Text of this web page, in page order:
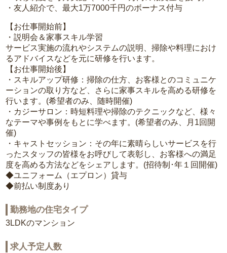
・友人紹介で、最大1万7000千円のボーナス付与
【お仕事開始前】
・説明会＆家事スキル学習
サービス実施の流れやシステムの説明、掃除や料理におけ
るアドバイスなどを元に研修を行います。
【お仕事開始後】
・スキルアップ研修：掃除の仕方、お客様とのコミュニケ
ーションの取り方など、さらに家事スキルを高める研修を
行います。(希望者のみ、随時開催)
・カジーサロン：時短料理や掃除のテクニックなど、様々
なテーマや事例をもとに学べます。(希望者のみ、月1回開
催)
・キャストセッション：その年に素晴らしいサービスを行
ったスタッフの皆様をお呼びして表彰し、お客様への満足
度を高める方法などをシェアします。(招待制･年１回開催)
◆ユニフォーム（エプロン）貸与
◆前払い制度あり
勤務地の住宅タイプ
3LDKのマンション
求人予定人数